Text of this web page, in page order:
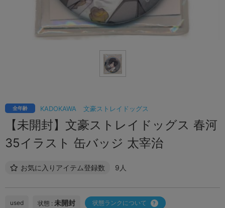
KADOKAWA 文豪ストレイドッグス
全年齢
【未開封】文豪ストレイドッグス 春河
35イラスト 缶バッジ 太宰治
お気に入りアイテム登録数 9人
used 状態 : 未開封 状態ランクについて